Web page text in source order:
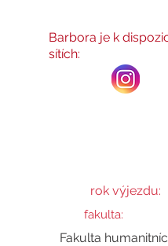
Barbora je k
sítích:
rok výjezdu:
fakulta:
Fakulta